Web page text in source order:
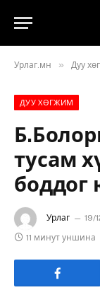
Урлаг.мн » Дуу
ДУУ ХӨГЖИМ
тусам
боддог
Урлаг 19/
11 минут уншина